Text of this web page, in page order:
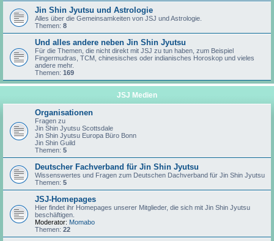
Jin Shin Jyutsu und Astrologie
Alles über die Gemeinsamkeiten von JSJ und Astrologie.
Themen: 8
Und alles andere neben Jin Shin Jyutsu
Für die Themen, die nicht direkt mit JSJ zu tun haben, zum Beispiel
Fingermudras, TCM, chinesisches oder indianisches Horoskop und vieles
andere mehr.
Themen: 169
JSJ Medien
Organisationen
Fragen zu
Jin Shin Jyutsu Scottsdale
Jin Shin Jyutsu Europa Büro Bonn
Jin Shin Guild
Themen: 5
Deutscher Fachverband für Jin Shin Jyutsu
Wissenswertes und Fragen zum Deutschen Dachverband für Jin Shin Jyutsu
Themen: 5
JSJ-Homepages
Hier findet ihr Homepages unserer Mitglieder, die sich mit Jin Shin Jyutsu
beschäftigen.
Moderator: Momabo
Themen: 22